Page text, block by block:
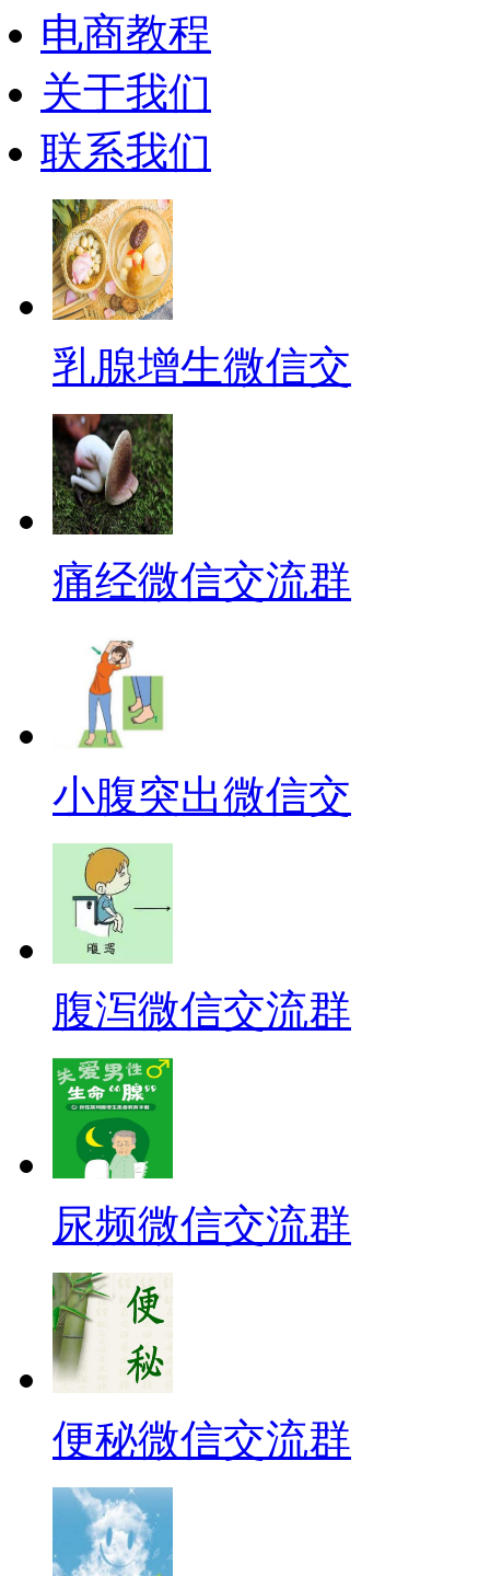
电商教程
关于我们
联系我们
乳腺增生微信交
痛经微信交流群
小腹突出微信交
腹泻微信交流群
尿频微信交流群
便秘微信交流群